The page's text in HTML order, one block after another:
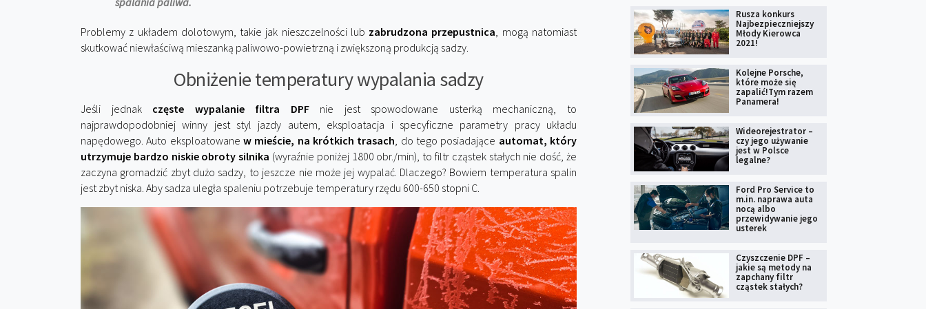
Problemy z układem dolotowym, takie jak nieszczelności lub zabrudzona przepustnica, mogą natomiast
skutkować niewłaściwą mieszanką paliwowo-powietrzną i zwiększoną produkcją sadzy.
Obniżenie temperatury wypalania sadzy
Jeśli jednak częste wypalanie filtra DPFnie jest spowodowane usterką mechaniczną, to
najprawdopodobniej winny jest styl jazdy autem, eksploatacja i specyficzne parametry pracy układu
napędowego. Auto eksploatowane w mieście, na krótkich trasach, do tego posiadające automat, który
utrzymuje bardzo niskie obroty silnika (wyraźnie poniżej 1800 obr./min), to filtr cząstek stałych nie dość, że
zaczyna gromadzić zbyt dużo sadzy, to jeszcze nie może jej wypalać. Dlaczego? Bowiem temperatura spalin
jest zbyt niska. Aby sadza uległa spaleniu potrzebuje temperatury rzędu 600-650 stopni C.
Rusza konkurs
Najbezpieczniejszy
Młody Kierowca
2021!
Kolejne Porsche,
które może się
zapalić!Tym razem
Panamera!
Wideorejestrator –
czy jego używanie
jest w Polsce
legalne?
Ford Pro Service to
m.in. naprawa auta
nocą albo
przewidywanie jego
usterek
Czyszczenie DPF –
jakie są metody na
zapchany filtr
cząstek stałych?